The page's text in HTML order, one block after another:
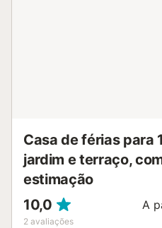
semana antes da chegada. A
alcatroada. Grupos apenas
depósito especial....
Casa de férias para
jardim e terraço,
estimação
10,0
2 avaliações
A